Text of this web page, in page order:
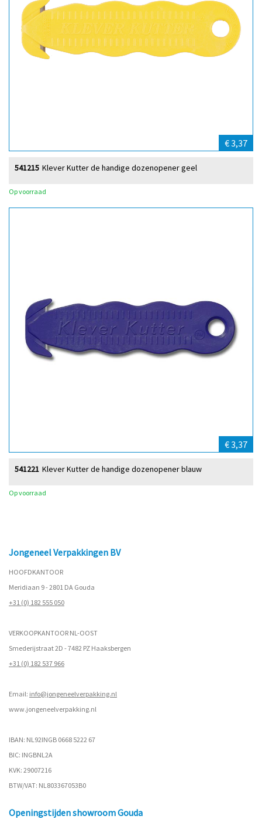
€ 3,37
Klever Kutter de handige dozenopener geel
541215
Op voorraad
€ 3,37
Klever Kutter de handige dozenopener blauw
541221
Op voorraad
Jongeneel Verpakkingen BV
HOOFDKANTOOR
Meridiaan 9 - 2801 DA Gouda
+31 (0) 182 555 050
VERKOOPKANTOOR NL-OOST
Smederijstraat 2D - 7482 PZ Haaksbergen
+31 (0) 182 537 966
Email: info@jongeneelverpakking.nl
www.jongeneelverpakking.nl
IBAN: NL92INGB 0668 5222 67
BIC: INGBNL2A
KVK: 29007216
BTW/VAT: NL803367053B0
Openingstijden showroom Gouda